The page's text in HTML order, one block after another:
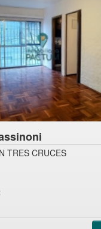
TRES CRUCES